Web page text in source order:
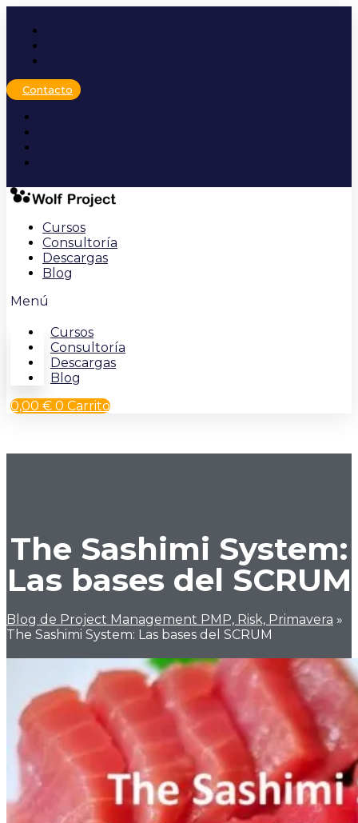
contenido
Contacto
Cursos
Consultoría
Descargas
Blog
Menú
Cursos
Consultoría
Descargas
Blog
0,00 € 0 Carrito
The Sashimi System:
Las bases del SCRUM
Blog de Project Management PMP, Risk, Primavera »
The Sashimi System: Las bases del SCRUM